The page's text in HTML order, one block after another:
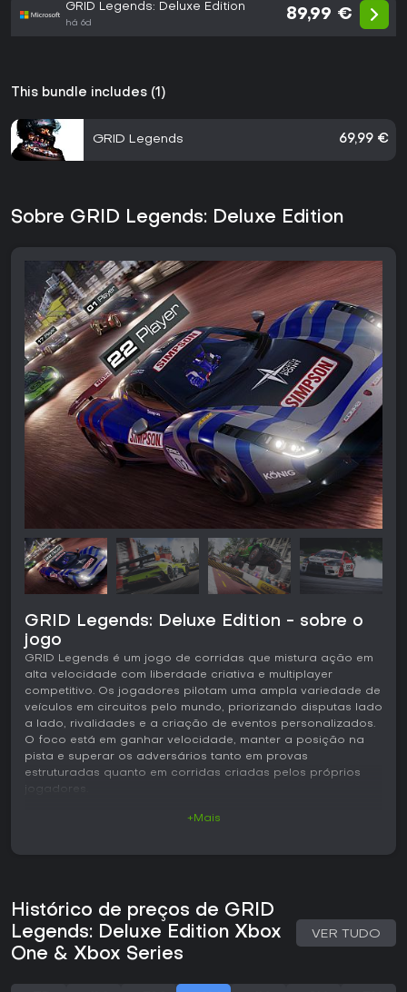
GRID Legends: Deluxe Edition
há 6d
89,99 €
This bundle includes (1)
GRID Legends 69,99 €
Sobre GRID Legends: Deluxe Edition
GRID Legends: Deluxe Edition - sobre o
jogo
GRID Legends é um jogo de corridas que mistura ação em
alta velocidade com liberdade criativa e multiplayer
competitivo. Os jogadores pilotam uma ampla variedade de
veículos em circuitos pelo mundo, priorizando disputas lado
a lado, rivalidades e a criação de eventos personalizados.
O foco está em ganhar velocidade, manter a posição na
pista e superar os adversários tanto em provas
estruturadas quanto em corridas criadas pelos próprios
jogadores.
caminhões de estádio e especialistas em drift. Cada tipo de
carro tem comportamento próprio, com ajustes de
configuração que permitem adaptar o desempenho a
pistas e condições específicas. Os circuitos incluem
+Mais
Histórico de preços de GRID
Legends: Deluxe Edition Xbox
One & Xbox Series
VER TUDO